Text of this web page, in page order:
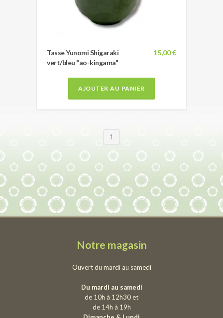
15,00 €
Tasse Yunomi Shigaraki
vert/bleu "ao-kingama"
AJOUTER AU PANIER
1
Notre magasin
Ouvert du mardi au samedi
Du mardi au samedi
de 10h à 12h30 et
de 14h à 19h